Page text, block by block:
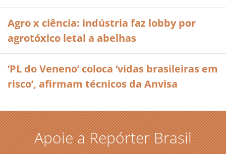
Agro x ciência: indústria faz lobby por
agrotóxico letal a abelhas
‘PL do Veneno’ coloca ‘vidas brasileiras em
risco’, afirmam técnicos da Anvisa
Apoie a Repórter Brasil